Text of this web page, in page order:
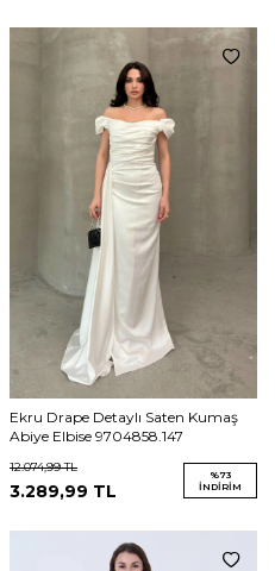
Ekru Drape Detaylı Saten Kumaş
Abiye Elbise 9704858.147
12.074,99TL
3.289,99 TL
%73
İNDIRIM